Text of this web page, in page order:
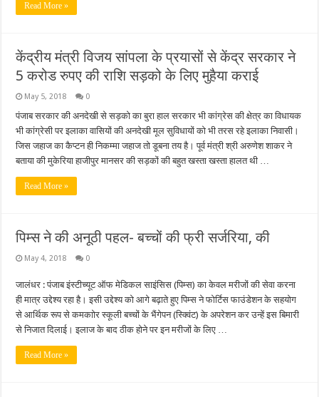
Read More »
केंद्रीय मंत्री विजय सांपला के प्रयासों से केंद्र सरकार ने
5 करोड रुपए की राशि सड़को के लिए मुहैया कराई
May 5, 2018 0
पंजाब सरकार की अनदेखी से सड़को का बुरा हाल सरकार भी कांग्रेस की क्षेत्र का विधायक
भी कांग्रेसी पर इलाका वासियों की अनदेखी मूल सुविधायों को भी तरस रहे इलाका निवासी।
जिस जहाज का कैप्टन ही निकम्मा जहाज तो डूबना तय है। पूर्व मंत्री श्री अरुणेश शाकर ने
बताया की मुकेरिया हाजीपुर मानसर की सड़कों की बहुत खस्ता खस्ता हालत थी …
Read More »
पिम्स ने की अनूठी पहल- बच्चों की फ्री सर्जरिया, की
May 4, 2018 0
जालंधर : पंजाब इंस्टीच्यूट ऑफ मेडिकल साइंसिस (पिम्स) का केवल मरीजों की सेवा करना
ही मात्र उद्देश्य रहा है। इसी उद्देश्य को आगे बढ़ाते हुए पिम्स ने फोर्टिस फाउंडेशन के सहयोग
से आर्थिक रूप से कमकाोर स्कूली बच्चों के भैंगेपन (स्क्विंट) के अपरेशन कर उन्हें इस बिमारी
से निजात दिलाई। इलाज के बाद ठीक होने पर इन मरीजों के लिए …
Read More »